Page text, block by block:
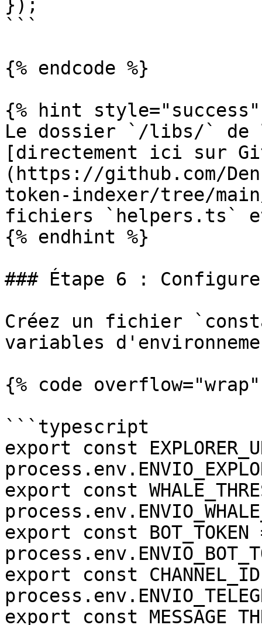
});
```
{% endcode %}
{% hint style="success"
Le dossier `/libs/` de
[directement ici sur
(https://github.com/
token-indexer/tree/
fichiers `helpers.ts`
{% endhint %}
### Étape 6 :
Créez un fichier
variables
{% code
```typescript
export const
export const
export const BOT_TOKEN
export const
export const